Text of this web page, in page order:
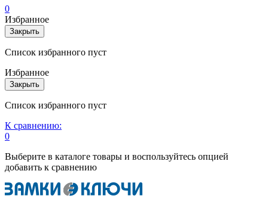
0
Избранное
Закрыть
Список избранного пуст
Избранное
Закрыть
Список избранного пуст
К сравнению:
0
Выберите в каталоге товары и воспользуйтесь опцией
добавить к сравнению